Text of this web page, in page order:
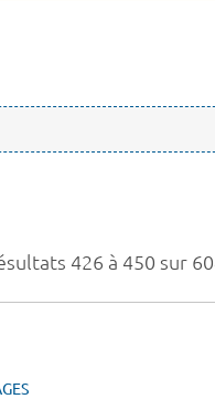
426 à 450 sur